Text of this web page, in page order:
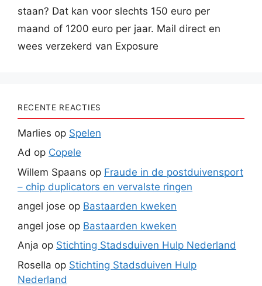
staan? Dat kan voor slechts 150 euro per
maand of 1200 euro per jaar. Mail direct en
wees verzekerd van Exposure
RECENTE REACTIES
Marlies op Spelen
Ad op Copele
Willem Spaans op Fraude in de postduivensport
– chip duplicators en vervalste ringen
angel jose op Bastaarden kweken
angel jose op Bastaarden kweken
Anja op Stichting Stadsduiven Hulp Nederland
Rosella op Stichting Stadsduiven Hulp
Nederland